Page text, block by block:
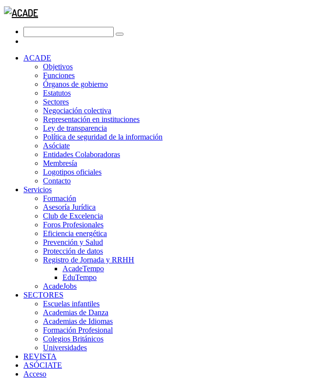
ACADE
Objetivos
Funciones
Órganos de gobierno
Estatutos
Sectores
Negociación colectiva
Representación en instituciones
Ley de transparencia
Política de seguridad de la información
Asóciate
Entidades Colaboradoras
Membresía
Logotipos oficiales
Contacto
Servicios
Formación
Asesoría Jurídica
Club de Excelencia
Foros Profesionales
Eficiencia energética
Prevención y Salud
Protección de datos
Registro de Jornada y RRHH
AcadeTempo
EduTempo
AcadeJobs
SECTORES
Escuelas infantiles
Academias de Danza
Academias de Idiomas
Formación Profesional
Colegios Británicos
Universidades
REVISTA
ASÓCIATE
Acceso